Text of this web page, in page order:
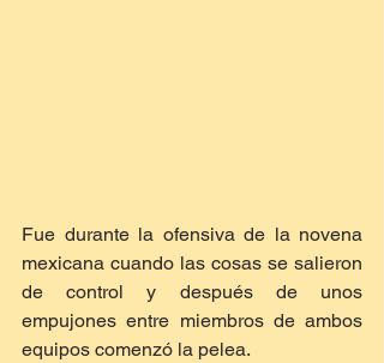
Fue durante la ofensiva de la novena
mexicana cuando las cosas se salieron
de control y después de unos
empujones entre miembros de ambos
equipos comenzó la pelea.